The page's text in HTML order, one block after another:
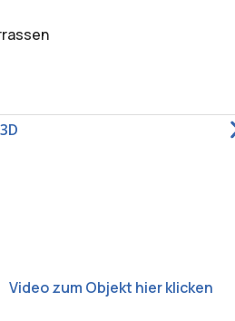
Video zum Objekt hier klicken